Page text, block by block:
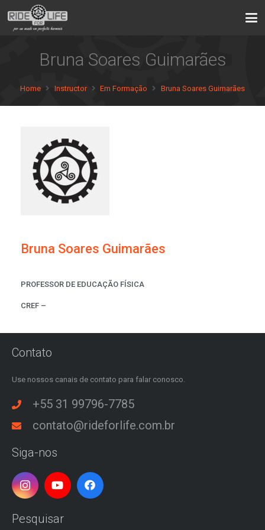
Bruna Soares Guimarães
Home Instructor Em Formação Bruna Soares Guimarães
Bruna Soares Guimarães
PROFESSOR DE EDUCAÇÃO FÍSICA
CREF –
Contato
Use nossos canais de contato para falar conosco.
+55 31 99796-7785
contato@rideforlife.com.br
Siga-nos
Pesquisar